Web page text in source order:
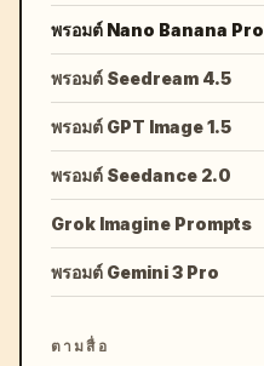
พรอมต์ Nano Banana Pro
พรอมต์ Seedream 4.5
พรอมต์ GPT Image 1.5
พรอมต์ Seedance 2.0
Grok Imagine Prompts
พรอมต์ Gemini 3 Pro
ตามสื่อ